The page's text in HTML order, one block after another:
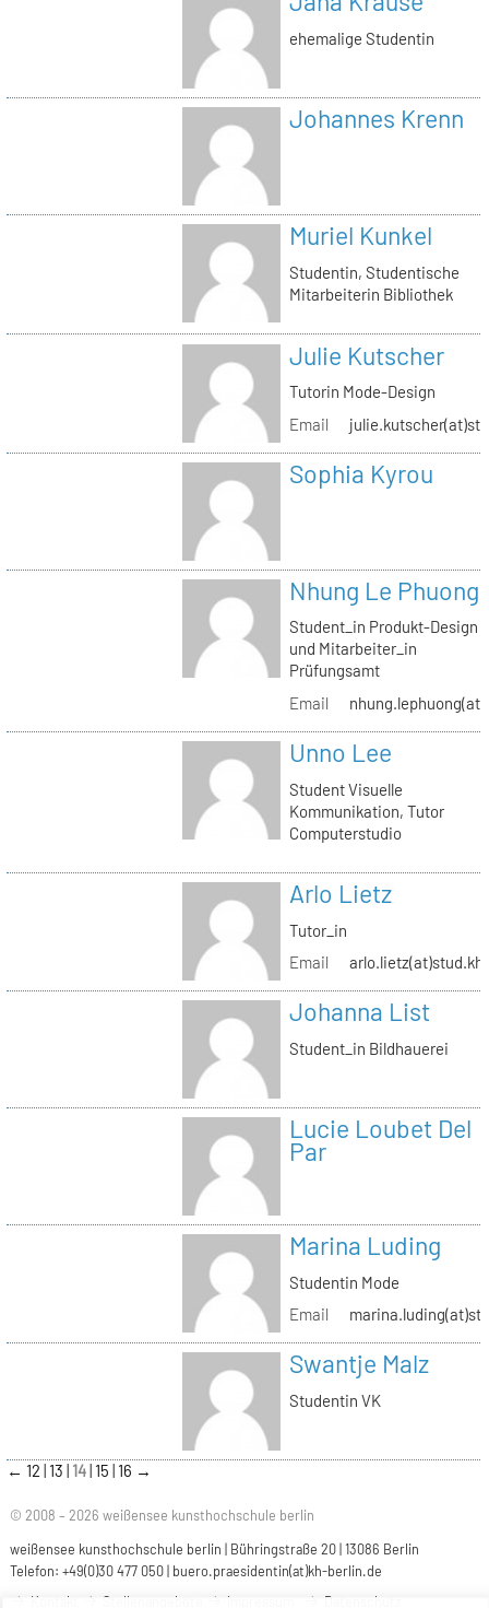
ehemalige Studentin
Johannes Krenn
Muriel Kunkel
Studentin, Studentische
Mitarbeiterin Bibliothek
Julie Kutscher
Tutorin Mode-Design
Email
Sophia Kyrou
Nhung Le Phuong
Student_in Produkt-Design
und Mitarbeiter_in
Prüfungsamt
Email
Unno Lee
Student Visuelle
Kommunikation, Tutor
Computerstudio
Arlo Lietz
Tutor_in
Email
Johanna List
Student_in Bildhauerei
Lucie Loubet Del
Par
Marina Luding
Studentin Mode
Email
Swantje Malz
Studentin VK
← 12 13 14 15 16 →
© 2008 – 2026 weißensee kunsthochschule berlin
weißensee kunsthochschule berlin | Bühringstraße 20 | 13086 Berlin
Telefon: +49(0)30 477 050 | buero.praesidentin(at)kh-berlin.de
Kontakt
Stellenangebote Impressum Datenschutz